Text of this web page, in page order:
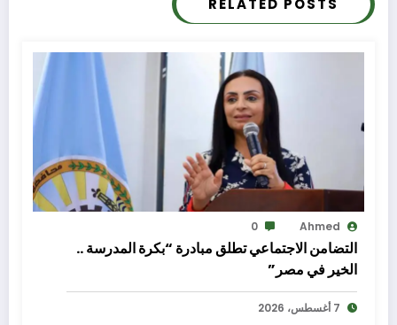
RELATED POSTS
Ahmed
0
التضامن الاجتماعي تطلق مبادرة “بكرة المدرسة ..
الخير في مصر”
7 أغسطس، 2026